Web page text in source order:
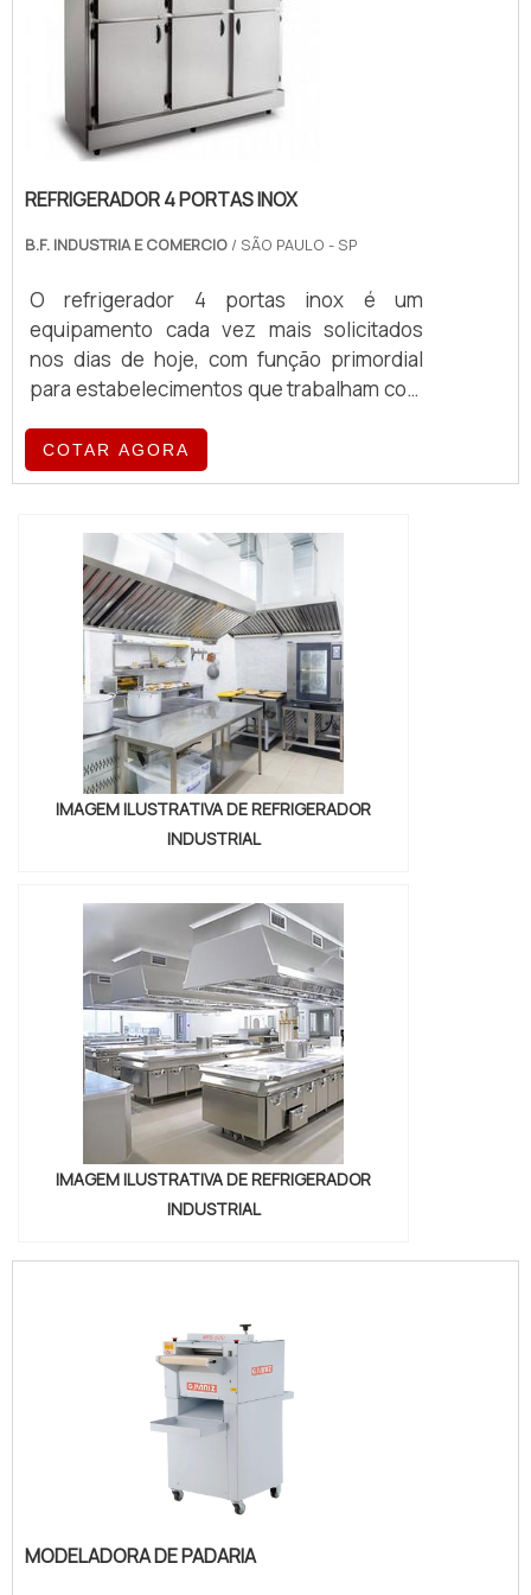
REFRIGERADOR 4 PORTAS INOX
B.F. INDUSTRIA E COMERCIO / SÃO PAULO - SP
O refrigerador 4 portas inox é um
equipamento cada vez mais solicitados
nos dias de hoje, com função primordial
para estabelecimentos que trabalham com
e bebidas, sendo considerados itens de
grande utilidade para diversos segmentos,
tipos de alimentos.O PRODUTO É
EXTREMAMENTE VERSÁTILIsso porque
esse tipo de equipamento possui a
funcionalidade de manter as ...
COTAR AGORA
IMAGEM ILUSTRATIVA DE REFRIGERADOR
INDUSTRIAL
IMAGEM ILUSTRATIVA DE REFRIGERADOR
INDUSTRIAL
MODELADORA DE PADARIA